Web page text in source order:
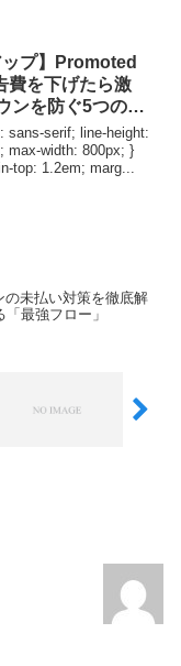
ガチ...
ップ】Promoted
費を下げたら激
ンを防ぐ5つの最
sans-serif; line-height:
max-width: 800px; }
top: 1.2em; marg...
未払い対策を徹底解
最強フロー」